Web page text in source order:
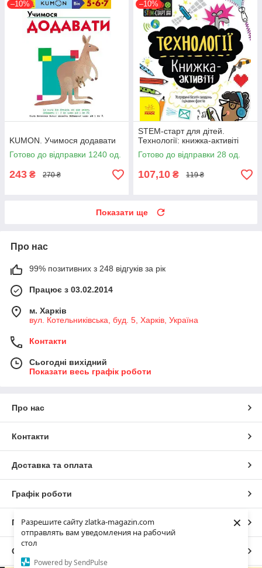
Разрешите сайту zlatka-magazin.com
отправлять вам уведомления на рабочий
стол
Powered by SendPulse
×
–10%
KUMON. Учимося додавати
Готово до відправки 1240 од.
243 ₴ 270 ₴
–10%
STEM-старт для дітей.
Технології: книжка-активіті
Готово до відправки 28 од.
107,10 ₴ 119 ₴
Показати ще
Про нас
99% позитивних з 248 відгуків за рік
Працює з 03.02.2014
м. Харків
вул. Котельниківська, буд. 5, Харків, Україна
Контакти
Сьогодні вихідний
Показати весь графік роботи
Про нас
Контакти
Доставка та оплата
Графік роботи
Повна версія сайту
Сайт створено на маркетплейсі